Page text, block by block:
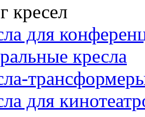
кресел
для
кресла
для